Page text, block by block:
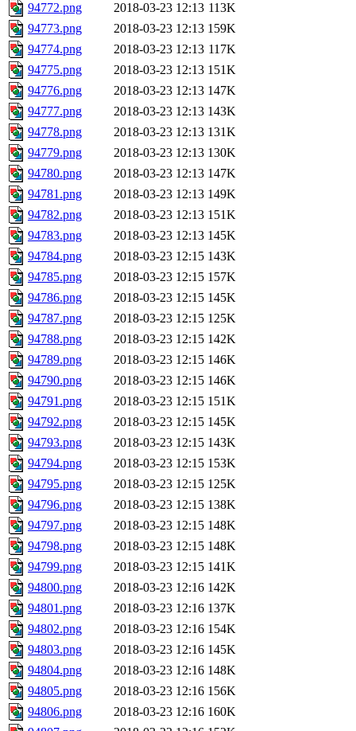
94772.png
2018-03-23 12:13 113K
94773.png
2018-03-23 12:13 159K
94774.png
2018-03-23 12:13 117K
94775.png
2018-03-23 12:13 151K
94776.png
2018-03-23 12:13 147K
94777.png
2018-03-23 12:13 143K
94778.png
2018-03-23 12:13 131K
94779.png
2018-03-23 12:13 130K
94780.png
2018-03-23 12:13 147K
94781.png
2018-03-23 12:13 149K
94782.png
2018-03-23 12:13 151K
94783.png
2018-03-23 12:13 145K
94784.png
2018-03-23 12:15 143K
94785.png
2018-03-23 12:15 157K
94786.png
2018-03-23 12:15 145K
94787.png
2018-03-23 12:15 125K
94788.png
2018-03-23 12:15 142K
94789.png
2018-03-23 12:15 146K
94790.png
2018-03-23 12:15 146K
94791.png
2018-03-23 12:15 151K
94792.png
2018-03-23 12:15 145K
94793.png
2018-03-23 12:15 143K
94794.png
2018-03-23 12:15 153K
94795.png
2018-03-23 12:15 125K
94796.png
2018-03-23 12:15 138K
94797.png
2018-03-23 12:15 148K
94798.png
2018-03-23 12:15 148K
94799.png
2018-03-23 12:15 141K
94800.png
2018-03-23 12:16 142K
94801.png
2018-03-23 12:16 137K
94802.png
2018-03-23 12:16 154K
94803.png
2018-03-23 12:16 145K
94804.png
2018-03-23 12:16 148K
94805.png
2018-03-23 12:16 156K
94806.png
2018-03-23 12:16 160K